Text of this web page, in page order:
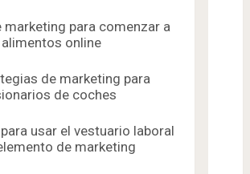
marketing para comenzar a
online
de marketing para
de coches
usar el vestuario laboral
de marketing